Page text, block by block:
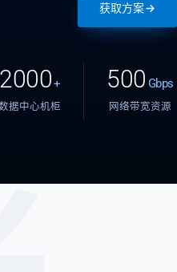
获取方案
2000+
据中心机柜
500 Gbps
网络带宽资源